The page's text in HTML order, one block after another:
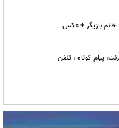
بازیگر + عکس
پیام کوتاه ، تلفن